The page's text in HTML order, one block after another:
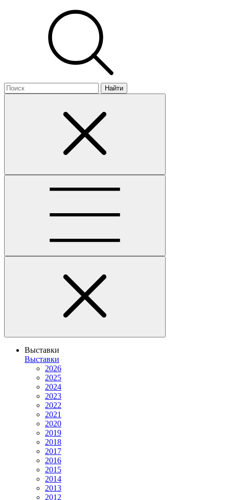
Найти
Выставки
Выставки
2026
2025
2024
2023
2022
2021
2020
2019
2018
2017
2016
2015
2014
2013
2012